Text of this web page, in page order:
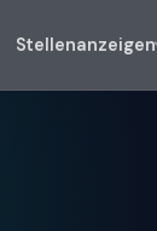
Stellenanzeigen